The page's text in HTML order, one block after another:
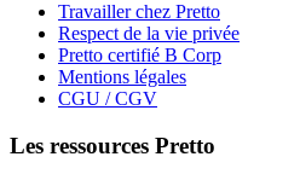
Travailler chez Pretto
Respect de la vie privée
Pretto certifié B Corp
Mentions légales
CGU / CGV
Les ressources Pretto